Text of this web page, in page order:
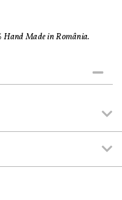
Made in România.